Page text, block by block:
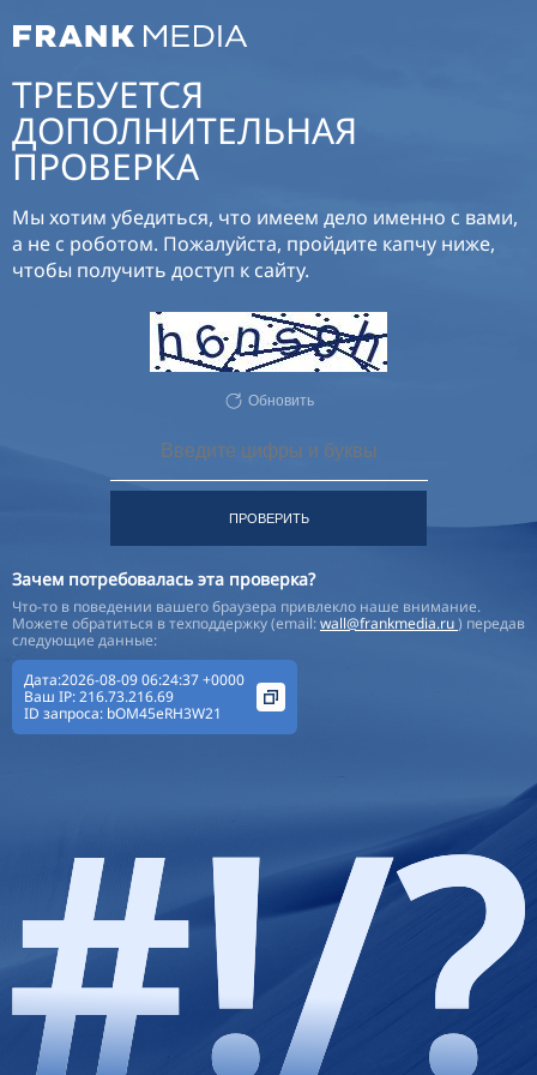
ТРЕБУЕТСЯ
ДОПОЛНИТЕЛЬНАЯ
ПРОВЕРКА
Мы хотим убедиться, что имеем дело именно с вами,
а не с роботом. Пожалуйста, пройдите капчу ниже,
чтобы получить доступ к сайту.
Обновить
ПРОВЕРИТЬ
Зачем потребовалась эта проверка?
Что-то в поведении вашего браузера привлекло наше внимание.
Можете обратиться в техподдержку (email:wall@frankmedia.ru) передав
следующие данные:
Дата:2026-08-09 06:24:37 +0000
Ваш IP:216.73.216.69
ID запроса: bOM45eRH3W21